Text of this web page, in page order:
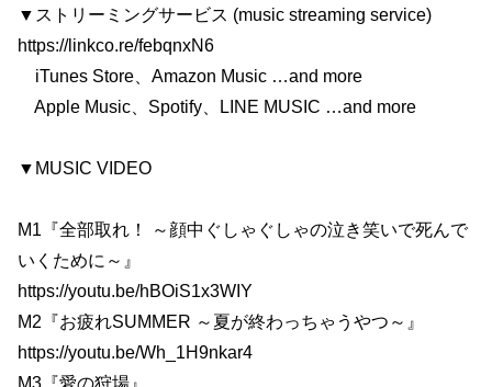
▼ストリーミングサービス (music streaming service)
https://linkco.re/febqnxN6
iTunes Store、Amazon Music …and more
Apple Music、Spotify、LINE MUSIC …and more
▼MUSIC VIDEO
M1『全部取れ！ ～顔中ぐしゃぐしゃの泣き笑いで死んで
いくために～』
https://youtu.be/hBOiS1x3WIY
M2『お疲れSUMMER ～夏が終わっちゃうやつ～』
https://youtu.be/Wh_1H9nkar4
M3『愛の狩場』